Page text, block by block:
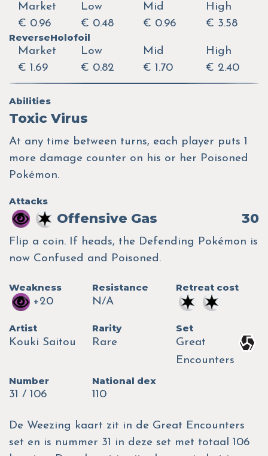
Market
€ 0.96
Low
€ 0.48
Mid
€ 0.96
High
€ 3.58
ReverseHolofoil
Market
€ 1.69
Low
€ 0.82
Mid
€ 1.70
High
€ 2.40
Abilities
Toxic Virus
At any time between turns, each player puts 1
more damage counter on his or her Poisoned
Pokémon.
Attacks
Offensive Gas 30
Flip a coin. If heads, the Defending Pokémon is
now Confused and Poisoned.
Weakness
+20
Resistance
N/A
Retreat cost
Artist
Kouki Saitou
Rarity
Rare
Set
Great
Encounters
Number
31 / 106
National dex
110
De Weezing kaart zit in de Great Encounters
set en is nummer 31 in deze set met totaal 106